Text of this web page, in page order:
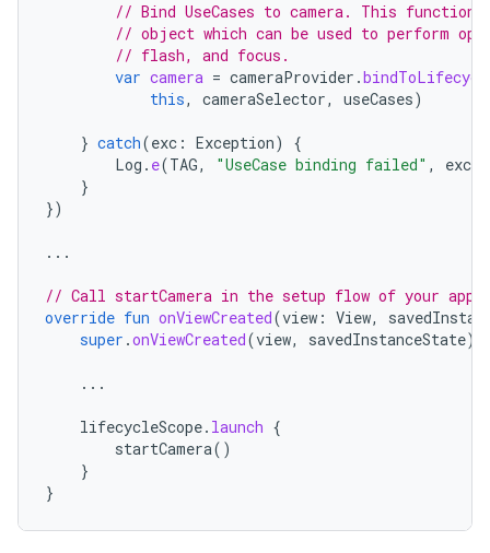
// Bind UseCases to camera. This function
// object which can be used to perform
// flash, and focus.
var camera = cameraProvider .
this, cameraSelector, useCases)
} catch(exc : Exception)
{
Log . e(TAG, "UseCase binding failed" , exc
}
})
...
// Call startCamera in the setup flow of your app,
override fun onViewCreated(view : View,
super .onViewCreated(view, savedInstanceState)
...
lifecycleScope. launch {
startCamera()
}
}